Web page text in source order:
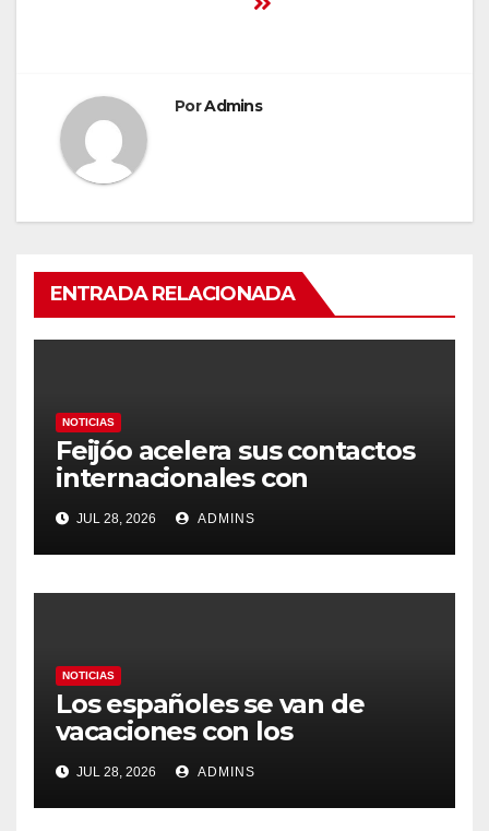
PorAdmins
ENTRADA RELACIONADA
NOTICIAS
Feijóo acelera sus contactos
internacionales con
Latinoamérica como socio
prioritario en su agenda de
gobierno
JUL 28, 2026 ADMINS
NOTICIAS
Los españoles se van de
vacaciones con los
carburantes hasta un 21%
más caros que el año pasado
y los hoteles disparados
JUL 28, 2026 ADMINS